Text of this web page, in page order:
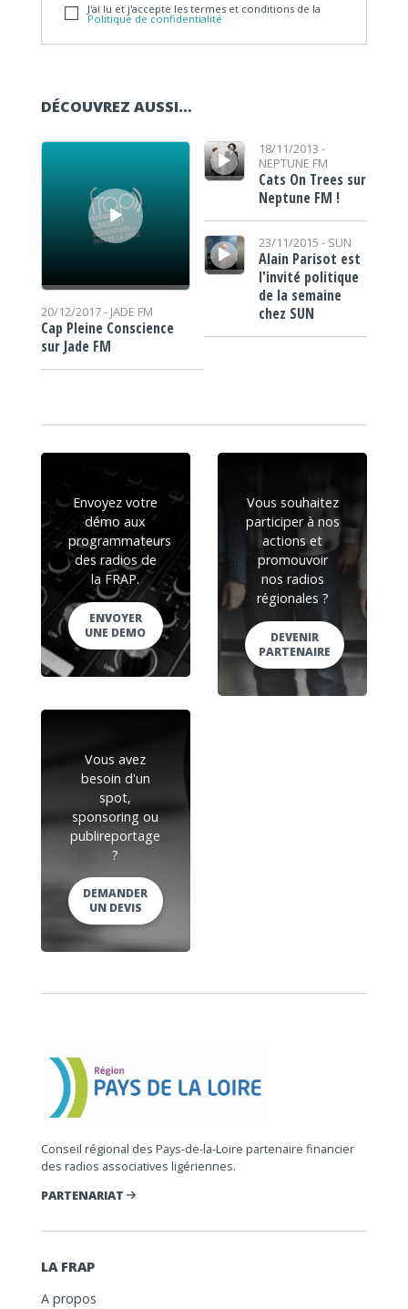
J'ai lu et j'accepte les termes et conditions de la
Politique de confidentialité
DÉCOUVREZ AUSSI…
Lecteur audio
20/12/2017 - JADE FM
Cap Pleine Conscience
sur Jade FM
Lecteur audio18/11/2013 -
NEPTUNE FM
Cats On Trees sur
Neptune FM !
Lecteur audio
23/11/2015 - SUN
Alain Parisot est
l'invité politique
de la semaine
chez SUN
Envoyez votre
démo aux
programmateurs
des radios de
la FRAP.
ENVOYER
UNE DEMO
Vous souhaitez
participer à nos
actions et
promouvoir
nos radios
régionales ?
DEVENIR
PARTENAIRE
Vous avez
besoin d'un
spot,
sponsoring ou
publireportage
?
DEMANDER
UN DEVIS
Conseil régional des Pays-de-la-Loire partenaire financier
des radios associatives ligériennes.
PARTENARIAT
LA FRAP
A propos